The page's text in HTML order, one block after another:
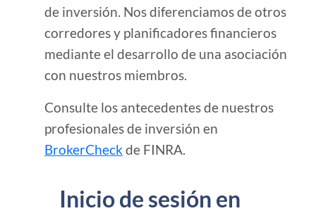
de inversión. Nos diferenciamos de otros
corredores y planificadores financieros
mediante el desarrollo de una asociación
con nuestros miembros.
Consulte los antecedentes de nuestros
profesionales de inversión en
BrokerCheckde FINRA.
Inicio de sesión en